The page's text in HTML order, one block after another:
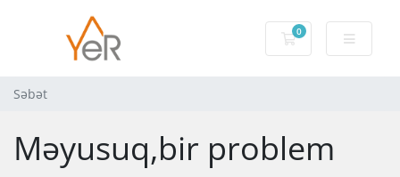
0
Səbət
Səbət
Məyusuq,bir problem